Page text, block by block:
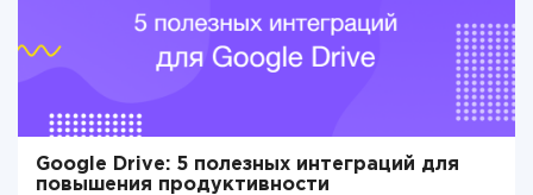
Google Drive: 5 полезных интеграций для
повышения продуктивности